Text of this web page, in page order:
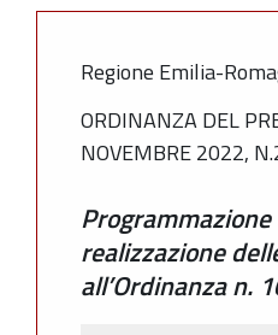
Regione Emilia-
ORDINANZA DEL
NOVEMBRE 2022,
realizzazione
all’Ordinanza n.